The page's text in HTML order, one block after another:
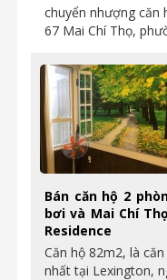
chuyển nhượng căn
67 Mai Chí Thọ,
Bán căn hộ 2
bơi và Mai Chí
Residence
Căn hộ 82m2, là
nhất tại Lexington,